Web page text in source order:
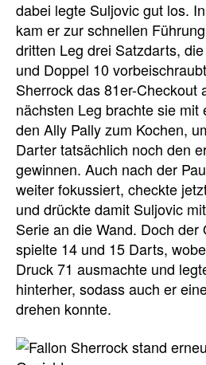
dabei legte Suljovic gut los.
kam er zur schnellen
dritten Leg drei Satzdarts,
und Doppel 10
Sherrock das 81er-Checkout
nächsten Leg brachte sie mit
den Ally Pally zum Kochen,
Darter tatsächlich noch den
gewinnen. Auch nach der
weiter fokussiert, checkte
und drückte damit Suljovic
Serie an die Wand. Doch der
spielte 14 und 15 Darts,
Druck 71 ausmachte und
hinterher, sodass auch er
drehen konnte.